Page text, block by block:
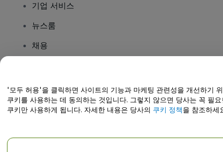
기업 서비스
뉴스룸
채용
도움말 센터 / 문의하기
'모두 허용'을 클릭하면 사이트의 기능과 마케팅 관련성을 개선하기
쿠키를 사용하는 데 동의하는 것입니다. 그렇지 않으면 당사는 꼭 필요
쿠키만 사용하게 됩니다. 자세한 내용은 당사의 쿠키 정책을 참조하세